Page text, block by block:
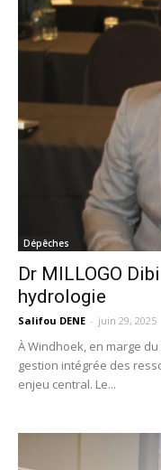
Dépêches
Dr MILLOGO
hydrologie
Salifou DENE - juin 29, 2025
À Windhoek, en marge du
gestion intégrée des
enjeu central. Le...